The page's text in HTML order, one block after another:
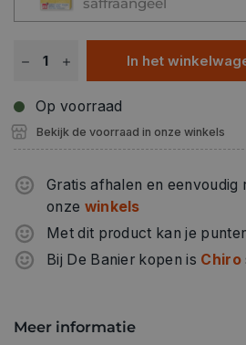
saffraangeel
In het
Op voorraad
Bekijk de voorraad in onze winkels
Gratis afhalen en eenvoudig
onze winkels
Met dit product kan je
Bij De Banier kopen is Chiro
Meer informatie